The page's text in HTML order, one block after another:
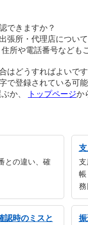
できますか？
張所・代理店につい
所や電話番号なども
はどうすればよいです
で登録されている可
か、 トップページか
との違い、確
支
帳
務
認時のミスと